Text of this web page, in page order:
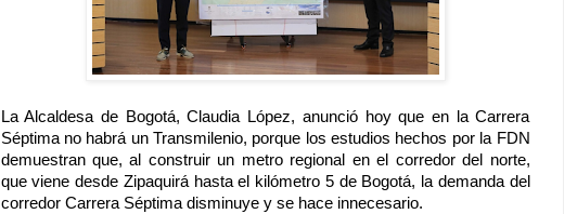
La Alcaldesa de Bogotá, Claudia López, anunció hoy que en la Carrera
Séptima no habrá un Transmilenio, porque los estudios hechos por la FDN
demuestran que, al construir un metro regional en el corredor del norte,
que viene desde Zipaquirá hasta el kilómetro 5 de Bogotá, la demanda del
corredor Carrera Séptima disminuye y se hace innecesario.